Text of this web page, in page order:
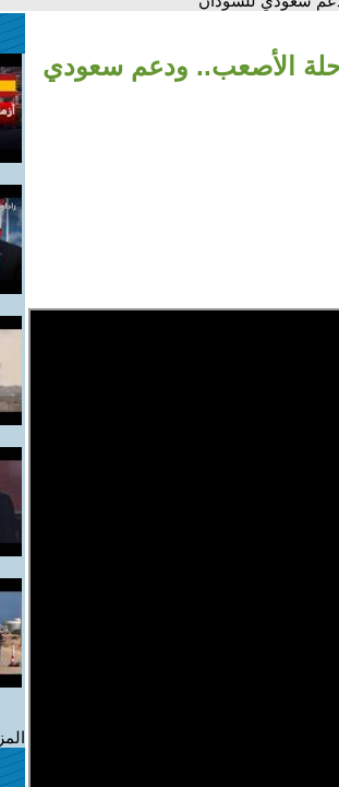
الأصعب.. ودعم سعودي